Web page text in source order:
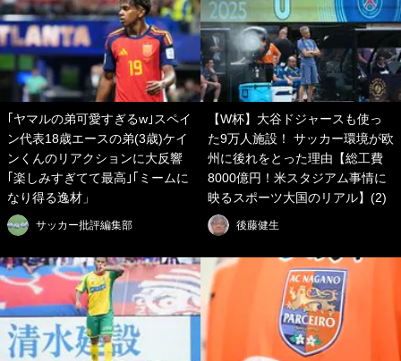
｢ヤマルの弟可愛すぎるw｣スペイ
ン代表18歳エースの弟(3歳)ケイ
ンくんのリアクションに大反響
｢楽しみすぎてて最高｣｢ミームに
なり得る逸材」
サッカー批評編集部
【W杯】大谷ドジャースも使っ
た9万人施設！ サッカー環境が欧
州に後れをとった理由【総工費
8000億円！米スタジアム事情に
映るスポーツ大国のリアル】(2)
後藤健生